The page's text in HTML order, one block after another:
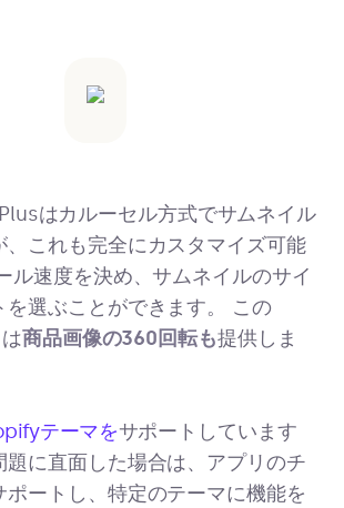
はカルーセル方式でサムネイル
、これも完全にカスタマイズ可能
ル速度を決め、サムネイルのサイ
を選ぶことができます。 この
商品画像の360回転も提供しま
テーマをサポートしています
題に直面した場合は、アプリのチ
ポートし、特定のテーマに機能を